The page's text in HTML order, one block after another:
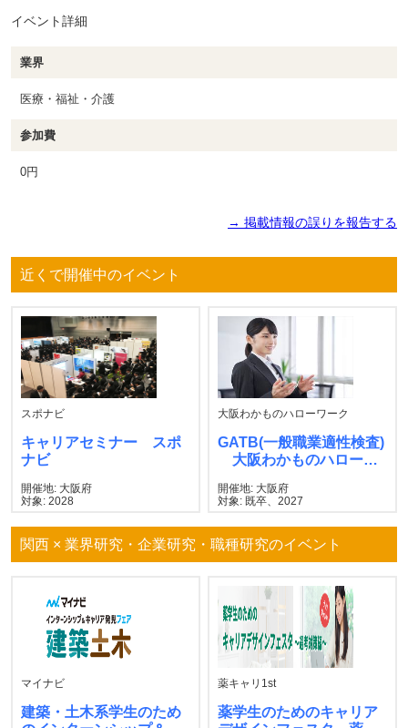
イベント詳細
業界
医療・福祉・介護
参加費
0円
→ 掲載情報の誤りを報告する
近くで開催中のイベント
スポナビ
キャリアセミナー スポ
ナビ
開催地: 大阪府
対象: 2028
大阪わかものハローワーク
GATB(一般職業適性検査)
大阪わかものハローワ
開催地: 大阪府
対象: 既卒、2027
関西 × 業界研究・企業研究・職種研究のイベント
マイナビ
建築・土木系学生のため
薬キャリ1st
薬学生のためのキャリア